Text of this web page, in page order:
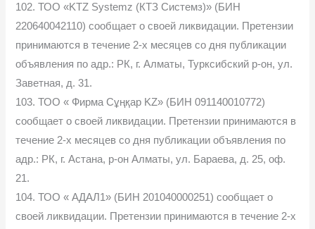
102. ТОО «KTZ Systemz (КТЗ Системз)» (БИН
220640042110) сообщает о своей ликвидации. Претензии
принимаются в течение 2-х месяцев со дня публикации
объявления по адр.: РК, г. Алматы, Турксибский р-он, ул.
Заветная, д. 31.
103. ТОО « Фирма Сұңқар KZ» (БИН 091140010772)
сообщает о своей ликвидации. Претензии принимаются в
течение 2-х месяцев со дня публикации объявления по
адр.: РК, г. Астана, р-он Алматы, ул. Бараева, д. 25, оф.
21.
104. ТОО « АДАЛ1» (БИН 201040000251) сообщает о
своей ликвидации. Претензии принимаются в течение 2-х